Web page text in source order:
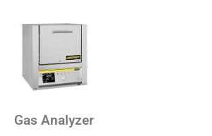
Gas Analyzer